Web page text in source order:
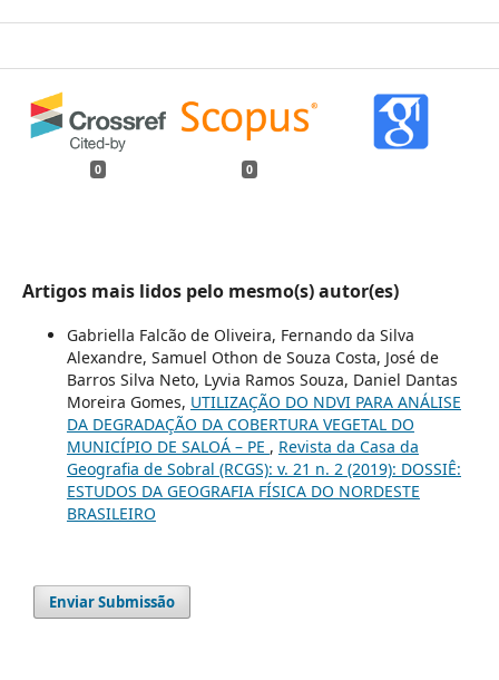
0 0
Artigos mais lidos pelo mesmo(s) autor(es)
Gabriella Falcão de Oliveira, Fernando da Silva
Alexandre, Samuel Othon de Souza Costa, José de
Barros Silva Neto, Lyvia Ramos Souza, Daniel Dantas
Moreira Gomes, UTILIZAÇÃO DO NDVI PARA ANÁLISE
DA DEGRADAÇÃO DA COBERTURA VEGETAL DO
MUNICÍPIO DE SALOÁ – PE , Revista da Casa da
Geografia de Sobral (RCGS): v. 21 n. 2 (2019): DOSSIÊ:
ESTUDOS DA GEOGRAFIA FÍSICA DO NORDESTE
BRASILEIRO
Enviar Submissão